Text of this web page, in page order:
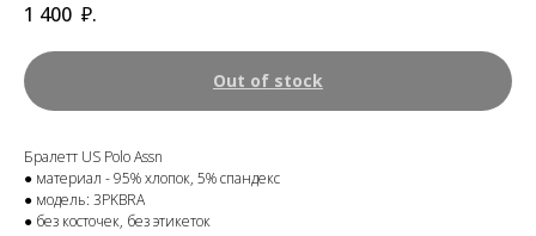
1 400 ₽.
Out of stock
Бралетт US Polo Assn
● материал - 95% хлопок, 5% спандекс
● модель: 3PKBRA
● без косточек, без этикеток